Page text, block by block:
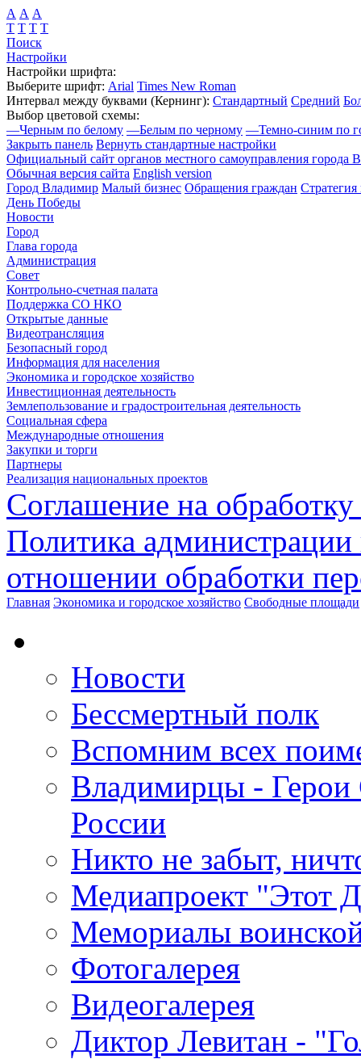
А А А
Т Т Т Т
Поиск
Настройки
Настройки шрифта:
Выберите шрифт: Arial Times New Roman
Интервал между буквами (Кернинг): Стандартный Средний
Выбор цветовой схемы:
—Черным по белому —Белым по черному —Темно-синим по
Закрыть панель Вернуть стандартные настройки
Официальный сайт органов местного самоуправления города
Обычная версия сайта English version
Город Владимир Малый бизнес Обращения граждан Стратегия
День Победы
Новости
Город
Глава города
Администрация
Совет
Контрольно-счетная палата
Поддержка СО НКО
Открытые данные
Видеотрансляция
Безопасный город
Информация для населения
Экономика и городское хозяйство
Инвестиционная деятельность
Землепользование и градостроительная деятельность
Социальная сфера
Международные отношения
Закупки и торги
Партнеры
Реализация национальных проектов
Соглашение на
Политика
отношении обработки
Главная Экономика и городское хозяйство Свободные площади
Новости
Бессмертный полк
Вспомним всех
Владимирцы - Герои
России
Никто не забыт,
Медиапроект "Этот
Мемориалы
Фотогалерея
Видеогалерея
Диктор Левитан -